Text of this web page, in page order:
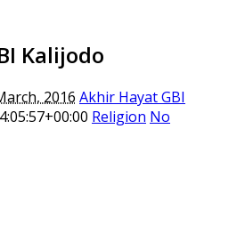
Kalijodo
2016 Akhir Hayat GBI
Religion No